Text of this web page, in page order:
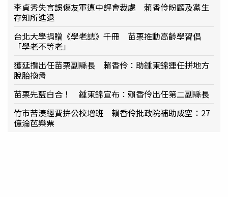
李貞秀失言誤傷友軍遭中評會裁處 賴香伶盼顧及黨生
存知所進退
台北大學捐贈《學老誌》千冊 苗栗推動高齡學習倡
「學老不等老」
獲延攬出任苗栗副縣長 賴香伶：助鍾東錦連任拼地方
脫胎換骨
苗栗先藍白合！ 鍾東錦宣布：賴香伶出任第二副縣長
竹市苦湊經費拚公校增班 賴香伶批政院補助成空：27
億淪芭樂票